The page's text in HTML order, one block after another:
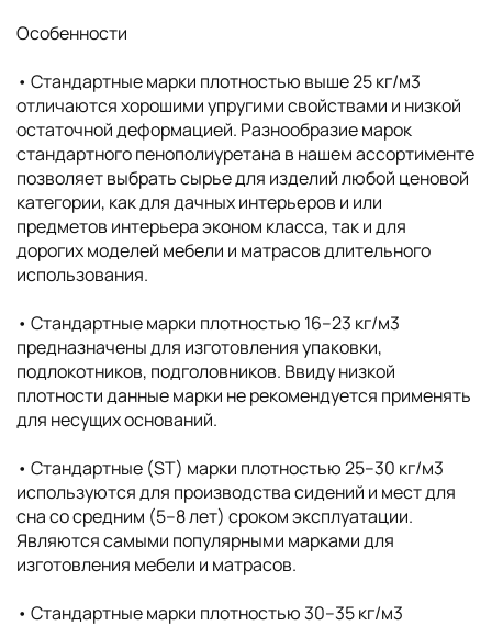
Особенности
• Cтандартные марки плотностью выше 25 кг/м3
отличаются хорошими упругими свойствами и низкой
остаточной деформацией. Разнообразие марок
стандартного пенополиуретана в нашем ассортименте
позволяет выбрать сырье для изделий любой ценовой
категории, как для дачных интерьеров и или
предметов интерьера эконом класса, так и для
дорогих моделей мебели и матрасов длительного
использования.
• Cтандартные марки плотностью 16–23 кг/м3
предназначены для изготовления упаковки,
подлокотников, подголовников. Ввиду низкой
плотности данные марки не рекомендуется применять
для несущих оснований.
• Стандартные (ST) марки плотностью 25–30 кг/м3
используются для производства сидений и мест для
сна со средним (5–8 лет) сроком эксплуатации.
Являются самыми популярными марками для
изготовления мебели и матрасов.
• Стандартные марки плотностью 30–35 кг/м3